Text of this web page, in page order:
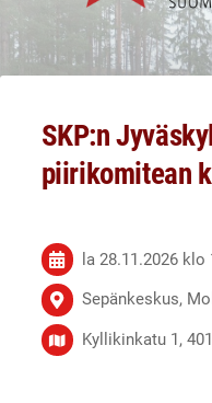
SKP:n
piirikomitean
la 28.11.2026 klo
Sepänkeskus,
Kyllikinkatu 1,